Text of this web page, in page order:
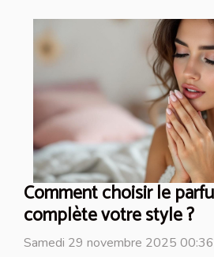
Comment choisir le
complète votre style ?
Samedi 29 novembre 2025 00:36